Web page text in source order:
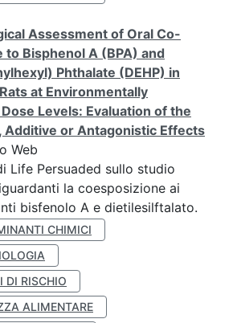
Assessment of Oral Co-
to Bisphenol A (BPA) and
Phthalate (DEHP) in
at Environmentally
Levels: Evaluation of the
Additive or Antagonistic Effects
Web
Life Persuaded sullo studio
la coesposizione ai
bisfenolo A e dietilesilftalato.
CHIMICI
DI RISCHIO
ALIMENTARE